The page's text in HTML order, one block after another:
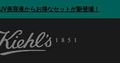
だけ！洗顔ブラシをプレゼント